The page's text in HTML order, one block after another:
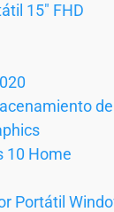
15″ FHD
de
10 Home
Portátil